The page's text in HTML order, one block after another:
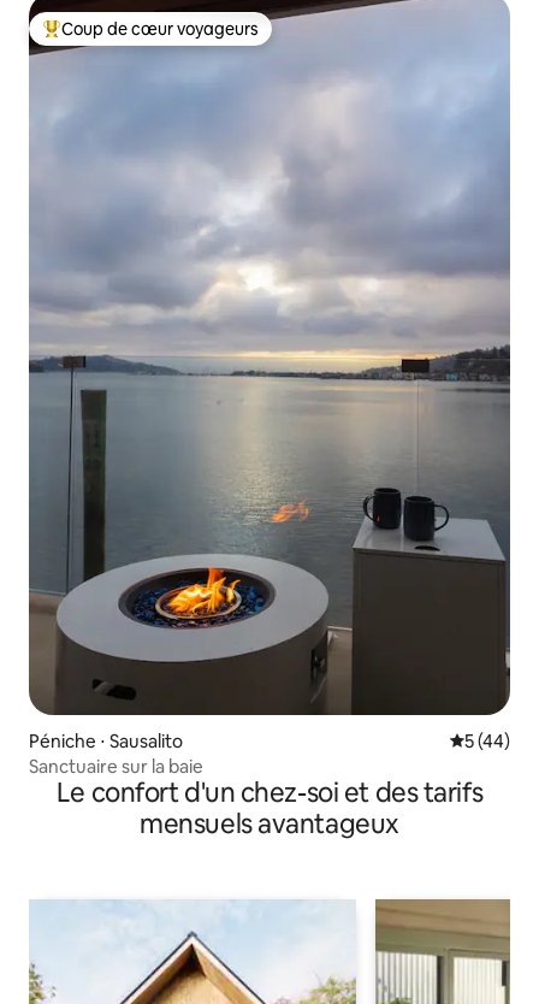
Coups de cœur voyageurs les plus appréciés
Coup de cœur voyageurs
Péniche ⋅ Sausalito
5 (44)
Sanctuaire sur la baie
Le confort d'un chez-soi et des tarifs
mensuels avantageux